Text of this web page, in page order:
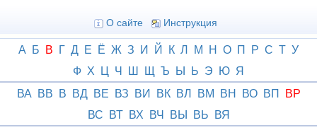
О сайте Инструкция
А Б В Г Д Е Ё Ж З И Й К Л М Н О П Р С Т У
Ф Х Ц Ч Ш Щ Ъ Ы Ь Э Ю Я
ВА ВВ В ВД ВЕ ВЗ ВИ ВК ВЛ ВМ ВН ВО ВП ВР
ВС ВТ ВХ ВЧ ВЫ ВЬ ВЯ